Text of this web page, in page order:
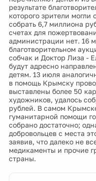
результате
которого зрители могли
собрать 6,7 миллиона
счетах для
администрации нет. 16
благотворительном
собчак и Доктор Лиза -
будут адресно
детям. 13 июля
в помощь Крымску
выставлены более 50
художников, удалось
рублей. В самом
гуманитарной помощи
собрано достаточно;
добровольцев с места
заявив, что далеко не
медикаменты и прочие
страны.